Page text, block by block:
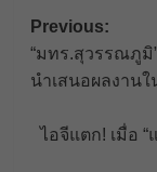
Post
Previous:
“มทร.สุวรรณภูมิ
นำเสนอผลงานใ
ไอจีแตก! เมื่อ